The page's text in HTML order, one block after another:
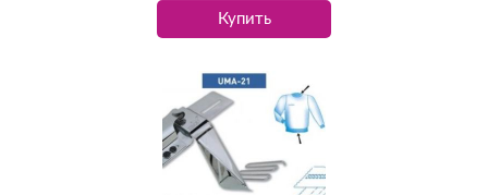
Купить